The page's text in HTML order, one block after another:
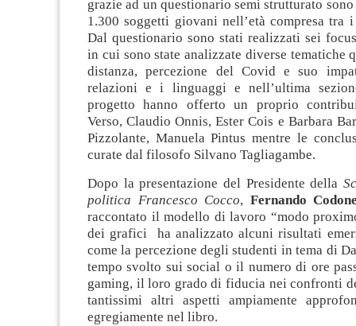
grazie ad un questionario semi strutturato
1.300 soggetti giovani nell’età compresa tra
Dal questionario sono stati realizzati sei
in cui sono state analizzate diverse tematiche
distanza, percezione del Covid e suo
relazioni e i linguaggi e nell’ultima
progetto hanno offerto un proprio
Verso, Claudio Onnis, Ester Cois e Barbara
Pizzolante, Manuela Pintus mentre le
curate dal filosofo Silvano Tagliagambe.
Dopo la presentazione del Presidente della
politica Francesco Cocco, Fernando
raccontato il modello di lavoro “modo
dei grafici ha analizzato alcuni risultati
come la percezione degli studenti in tema di
tempo svolto sui social o il numero di ore
gaming, il loro grado di fiducia nei confronti
tantissimi altri aspetti ampiamente
egregiamente nel libro.